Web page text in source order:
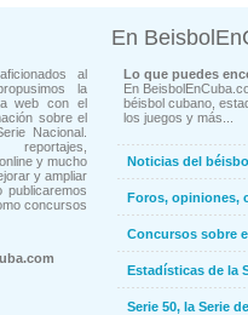
al
la
web con el
sobre el
Nacional.
y mucho
y ampliar
concursos
En
Lo que puedes
En
béisbol cubano,
los juegos y más...
Noticias del
Foros, opiniones,
Concursos sobre
Estadísticas de la
Serie 50, la Serie